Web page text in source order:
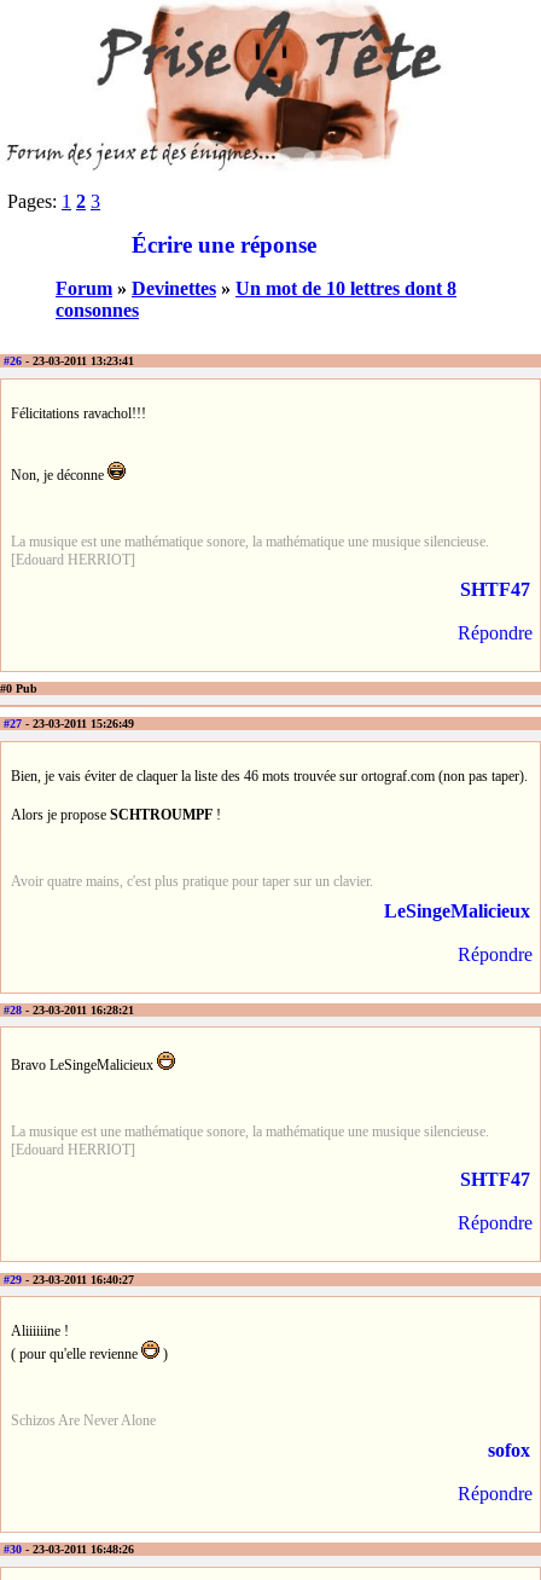
Pages: 1 2 3
Écrire une réponse
Forum » Devinettes » Un mot de 10 lettres dont 8
consonnes
#26 - 23-03-2011 13:23:41
Félicitations ravachol!!!
Non, je déconne
La musique est une mathématique sonore, la mathématique une musique silencieuse.
[Edouard HERRIOT]
SHTF47
Répondre
#0 Pub
#27 - 23-03-2011 15:26:49
Bien, je vais éviter de claquer la liste des 46 mots trouvée sur ortograf.com (non pas taper).
Alors je propose SCHTROUMPF !
Avoir quatre mains, c'est plus pratique pour taper sur un clavier.
LeSingeMalicieux
Répondre
#28 - 23-03-2011 16:28:21
Bravo LeSingeMalicieux
La musique est une mathématique sonore, la mathématique une musique silencieuse.
[Edouard HERRIOT]
SHTF47
Répondre
#29 - 23-03-2011 16:40:27
Aliiiiiine !
( pour qu'elle revienne
)
Schizos Are Never Alone
sofox
Répondre
#30 - 23-03-2011 16:48:26